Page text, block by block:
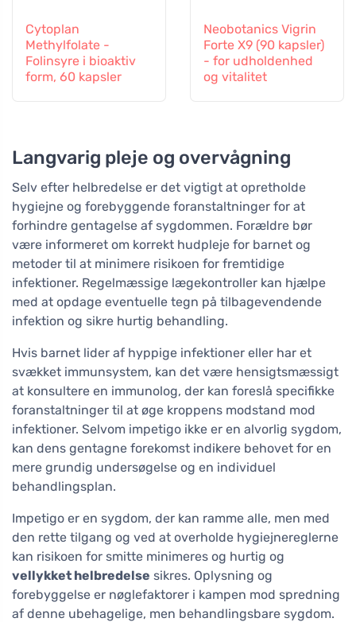
Cytoplan
Methylfolate -
Folinsyre i bioaktiv
form, 60 kapsler
Neobotanics Vigrin
Forte X9 (90 kapsler)
- for udholdenhed
og vitalitet
Langvarig pleje og overvågning
Selv efter helbredelse er det vigtigt at opretholde
hygiejne og forebyggende foranstaltninger for at
forhindre gentagelse af sygdommen. Forældre bør
være informeret om korrekt hudpleje for barnet og
metoder til at minimere risikoen for fremtidige
infektioner. Regelmæssige lægekontroller kan hjælpe
med at opdage eventuelle tegn på tilbagevendende
infektion og sikre hurtig behandling.
Hvis barnet lider af hyppige infektioner eller har et
svækket immunsystem, kan det være hensigtsmæssigt
at konsultere en immunolog, der kan foreslå specifikke
foranstaltninger til at øge kroppens modstand mod
infektioner. Selvom impetigo ikke er en alvorlig sygdom,
kan dens gentagne forekomst indikere behovet for en
mere grundig undersøgelse og en individuel
behandlingsplan.
Impetigo er en sygdom, der kan ramme alle, men med
den rette tilgang og ved at overholde hygiejnereglerne
kan risikoen for smitte minimeres og hurtig og
vellykket helbredelse sikres. Oplysning og
forebyggelse er nøglefaktorer i kampen mod spredning
af denne ubehagelige, men behandlingsbare sygdom.